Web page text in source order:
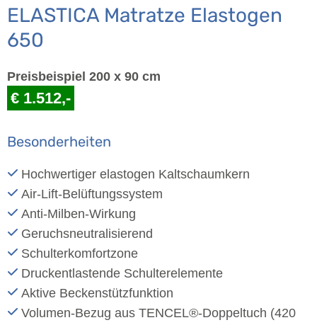
ELASTICA Matratze Elastogen
650
Preisbeispiel 200 x 90 cm
€ 1.512,-
Besonderheiten
Hochwertiger elastogen Kaltschaumkern
Air-Lift-Belüftungssystem
Anti-Milben-Wirkung
Geruchsneutralisierend
Schulterkomfortzone
Druckentlastende Schulterelemente
Aktive Beckenstützfunktion
Volumen-Bezug aus TENCEL®-Doppeltuch (420